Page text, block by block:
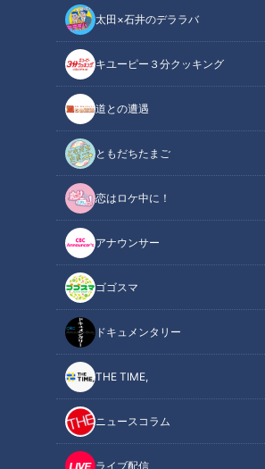
太田×石井のデララバ
キユーピー３分クッキング
道との遭遇
ともだちたまご
恋はロケ中に！
アナウンサー
ゴゴスマ
ドキュメンタリー
THE TIME,
ニュースコラム
ライブ配信
チャント！
「チャント！」特集
クルクル回ることで有名な三重県鳥羽
アイドル、アラスカラッコのメイちゃん
さらにTwitterに投稿された新たな動画
となっています。
■エサを求めて2足歩行するラッコ
■かわいい…だけじゃない動きの本当の
■あざとかわいい…『お顔ムニムニ』に
オススメ関連コンテンツ